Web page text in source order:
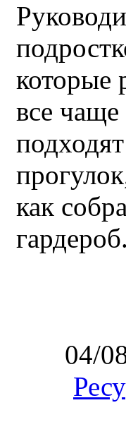
которые
все
как
гардероб.
04/